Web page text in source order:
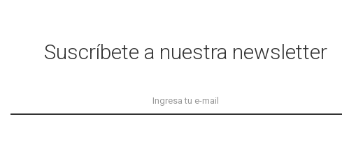
Suscríbete a nuestra newsletter